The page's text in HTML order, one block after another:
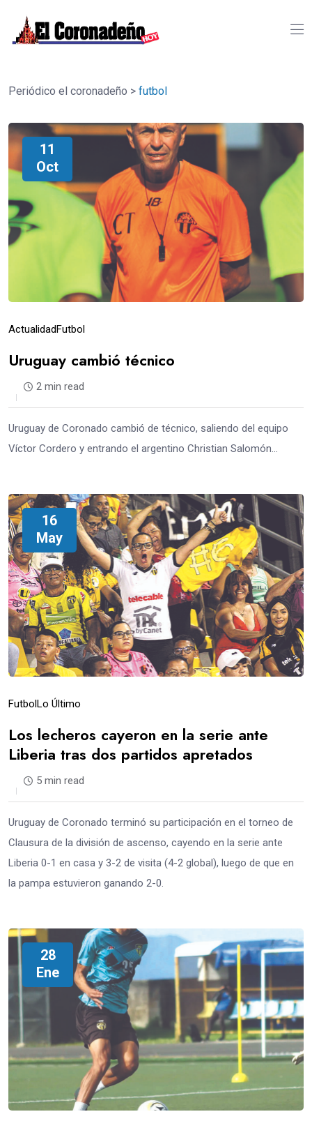
Periódico el coronadeño > futbol
11
Oct
ActualidadFutbol
Uruguay cambió técnico
2 min read
Uruguay de Coronado cambió de técnico, saliendo del equipo
Víctor Cordero y entrando el argentino Christian Salomón…
16
May
FutbolLo Último
Los lecheros cayeron en la serie ante
Liberia tras dos partidos apretados
5 min read
Uruguay de Coronado terminó su participación en el torneo de
Clausura de la división de ascenso, cayendo en la serie ante
Liberia 0-1 en casa y 3-2 de visita (4-2 global), luego de que en
la pampa estuvieron ganando 2-0.
28
Ene